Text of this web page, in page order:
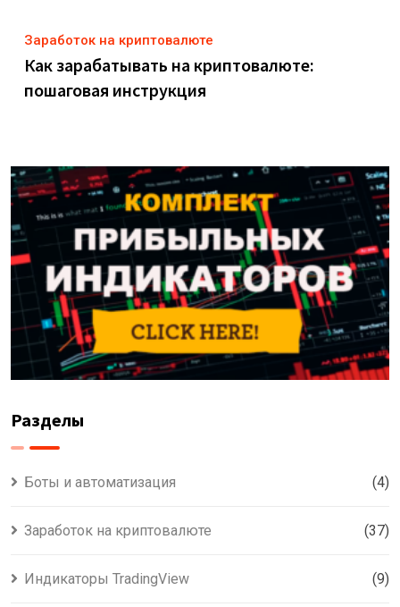
Заработок на криптовалюте
Как зарабатывать на криптовалюте:
пошаговая инструкция
Разделы
Боты и автоматизация (4)
Заработок на криптовалюте (37)
Индикаторы TradingView (9)